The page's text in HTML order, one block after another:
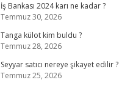
İş Bankası 2024 karı ne kadar ?
Temmuz 30, 2026
Tanga külot kim buldu ?
Temmuz 28, 2026
Seyyar satıcı nereye şikayet edilir ?
Temmuz 25, 2026